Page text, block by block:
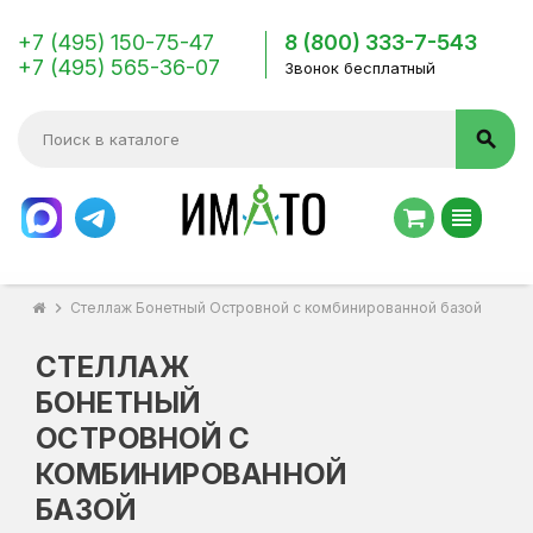
+7 (495) 150-75-47
+7 (495) 565-36-07
8 (800) 333-7-543
Звонок бесплатный
search
view_headline
chevron_right Стеллаж Бонетный Островной с комбинированной базой
СТЕЛЛАЖ
БОНЕТНЫЙ
ОСТРОВНОЙ С
КОМБИНИРОВАННОЙ
БАЗОЙ